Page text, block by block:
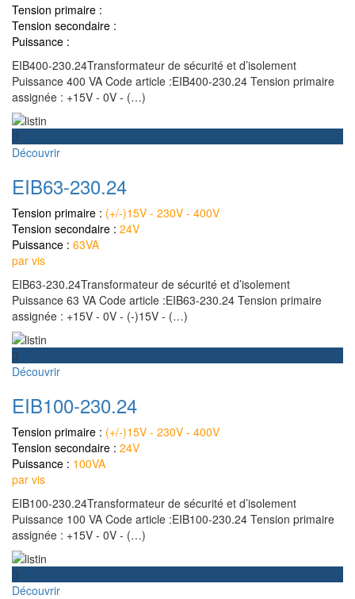
Tension primaire :
Tension secondaire :
Puissance :
EIB400-230.24Transformateur de sécurité et d’isolement
Puissance 400 VA Code article :EIB400-230.24 Tension primaire
assignée : +15V - 0V - (…)
Découvrir
EIB63-230.24
Tension primaire : (+/-)15V - 230V - 400V
Tension secondaire : 24V
Puissance : 63VA
par vis
EIB63-230.24Transformateur de sécurité et d’isolement
Puissance 63 VA Code article :EIB63-230.24 Tension primaire
assignée : +15V - 0V - (-)15V - (…)
Découvrir
EIB100-230.24
Tension primaire : (+/-)15V - 230V - 400V
Tension secondaire : 24V
Puissance : 100VA
par vis
EIB100-230.24Transformateur de sécurité et d’isolement
Puissance 100 VA Code article :EIB100-230.24 Tension primaire
assignée : +15V - 0V - (…)
Découvrir